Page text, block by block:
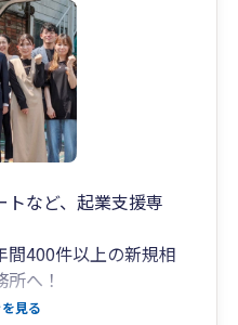
など、起業支援専
間400件以上の新規相
へ！
見る